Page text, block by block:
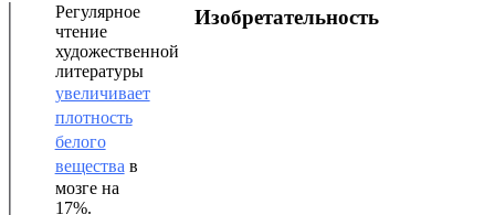
Регулярное
чтение
художественной
литературы
увеличивает
плотность
белого
вещества в
мозге на
17%.
Изобретательность